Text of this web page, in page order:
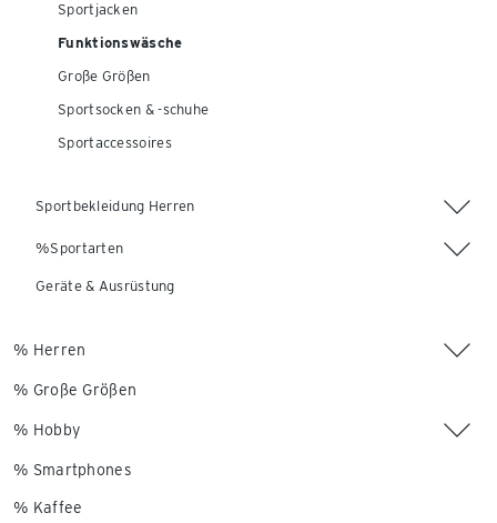
Sportjacken
Funktionswäsche
Große Größen
Sportsocken & -schuhe
Sportaccessoires
Sportbekleidung Herren
%Sportarten
Geräte & Ausrüstung
% Herren
% Große Größen
% Hobby
% Smartphones
% Kaffee